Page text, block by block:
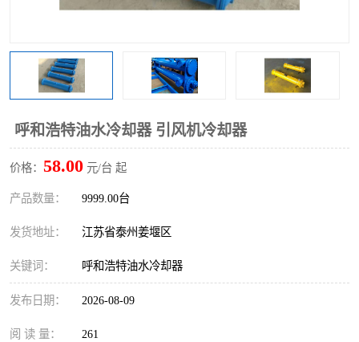
呼和浩特油水冷却器 引风机冷却器
价格： 58.00 元/台 起
产品数量： 9999.00台
发货地址： 江苏省泰州姜堰区
关键词： 呼和浩特油水冷却器
发布日期： 2026-08-09
阅 读 量： 261